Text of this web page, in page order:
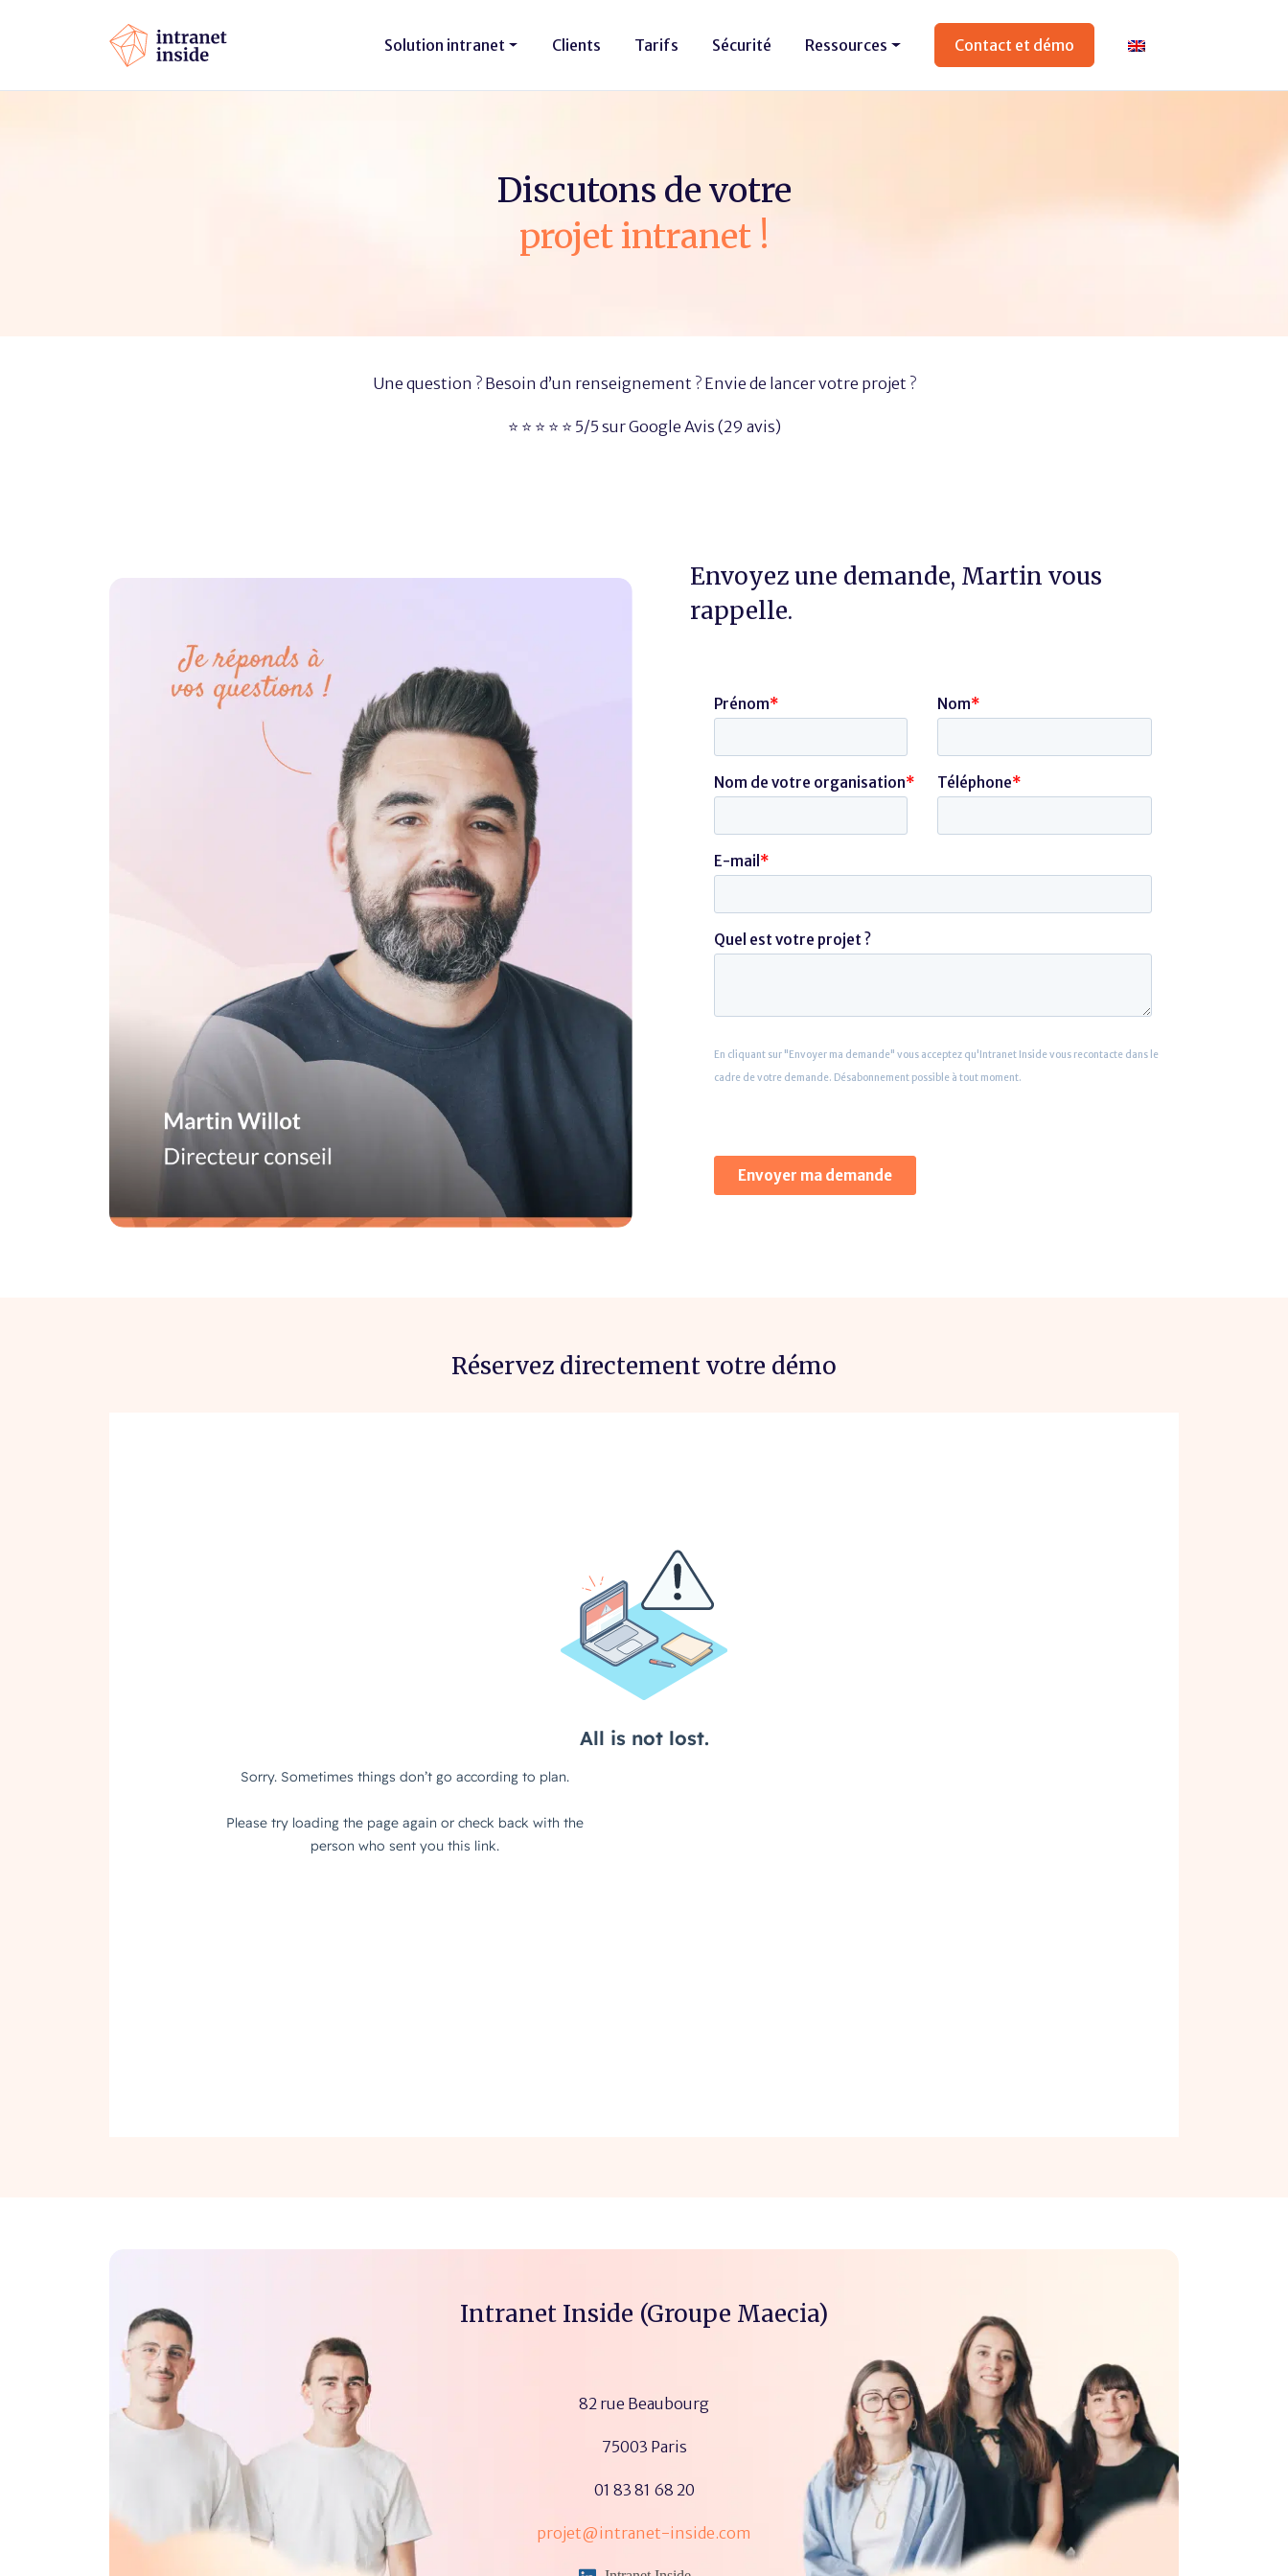
Solution intranet Clients Tarifs Sécurité Ressources Contact et démo
Discutons de votre
projet intranet !
Une question ? Besoin d’un renseignement ? Envie de lancer votre projet ?
​⭐ ⭐ ⭐ ⭐ ⭐ 5/5 sur Google Avis​ (29 avis)
Envoyez une demande, Martin vous
rappelle.
Réservez directement votre démo
Intranet Inside (Groupe Maecia)
82 rue Beaubourg
75003 Paris
01 83 81 68 20
projet@intranet-inside.com